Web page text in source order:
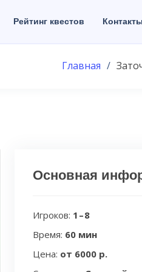
Рейтинг квестов Контакты
Главная
Основная
Игроков: 1 – 8
Время: 60 мин
Цена: от 6000 р.